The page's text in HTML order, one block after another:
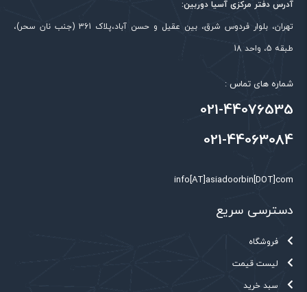
آدرس دفتر مرکزی آسیا دوربین:
تهران، بلوار فردوس شرق، بین عقیل و حسن آباد،پلاک 361 (جنب نان سحر)،
طبقه 5، واحد 18
شماره های تماس :
021-44076535
021-44063084
info[AT]asiadoorbin[DOT]com
دسترسی سریع
فروشگاه
لیست قیمت
سبد خرید